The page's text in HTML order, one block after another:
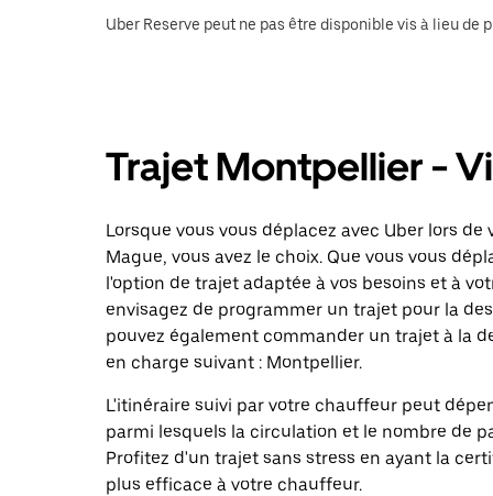
Uber Reserve peut ne pas être disponible vis à lieu de
Trajet Montpellier -
Lorsque vous vous déplacez avec Uber lors
Mague, vous avez le choix. Que vous vous
l'option de trajet adaptée à vos besoins et à
envisagez de programmer un trajet pour la
pouvez également commander un trajet à la
en charge suivant : Montpellier.
L'itinéraire suivi par votre chauffeur peut
parmi lesquels la circulation et le nombre de
Profitez d'un trajet sans stress en ayant la
plus efficace à votre chauffeur.